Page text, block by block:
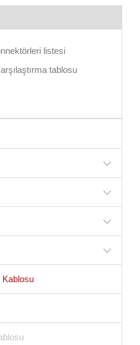
listesi
tablosu